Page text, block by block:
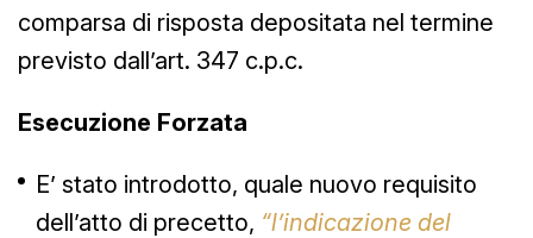
comparsa di risposta depositata nel termine
previsto dall’art. 347 c.p.c.
Esecuzione Forzata
E’ stato introdotto, quale nuovo requisito
dell’atto di precetto, “l’indicazione del